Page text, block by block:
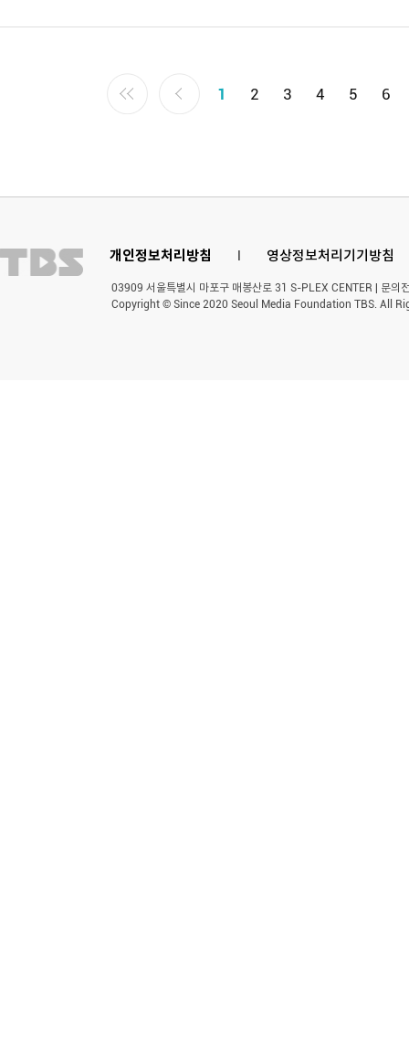
1 2 3 4 5 6
개인정보처리방침 l 영상정보처리기기방침
03909 서울특별시 마포구 매봉산로 31 S-PLEX CENTER | 문
Copyright © Since 2020 Seoul Media Foundation TBS. All